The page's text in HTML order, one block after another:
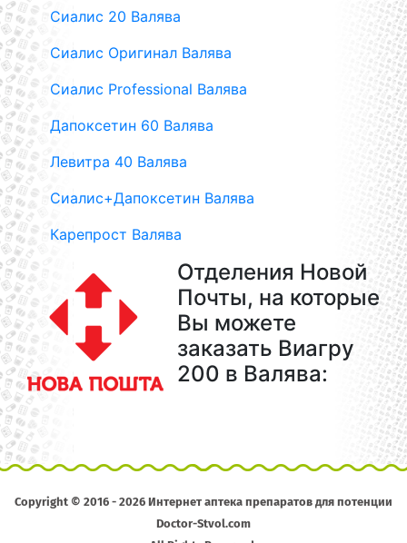
Сиалис 20 Валява
Сиалис Оригинал Валява
Сиалис Professional Валява
Дапоксетин 60 Валява
Левитра 40 Валява
Сиалис+Дапоксетин Валява
Карепрост Валява
Отделения Новой
Почты, на которые
Вы можете
заказать Виагру
200 в Валява:
Copyright © 2016 - 2026 Интернет аптека препаратов для потенции
Doctor-Stvol.com